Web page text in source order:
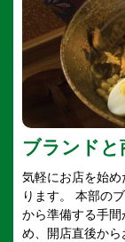
ブランドと
気軽にお店を始
ります。 本部の
から準備する手
め、開店直後から